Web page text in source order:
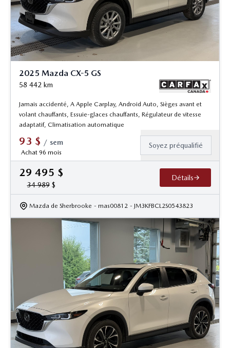
2025 Mazda CX-5 GS
58 442 km
Jamais accidenté, A Apple Carplay, Android Auto, Sièges avant et
volant chauffants, Essuie-glaces chauffants, Régulateur de vitesse
adaptatif, Climatisation automatique
93 $ / sem
Achat 96 mois
Soyez préqualifié
29 495 $
34 989$
Détails
Mazda de Sherbrooke - mas00812 - JM3KFBCL2S0543823